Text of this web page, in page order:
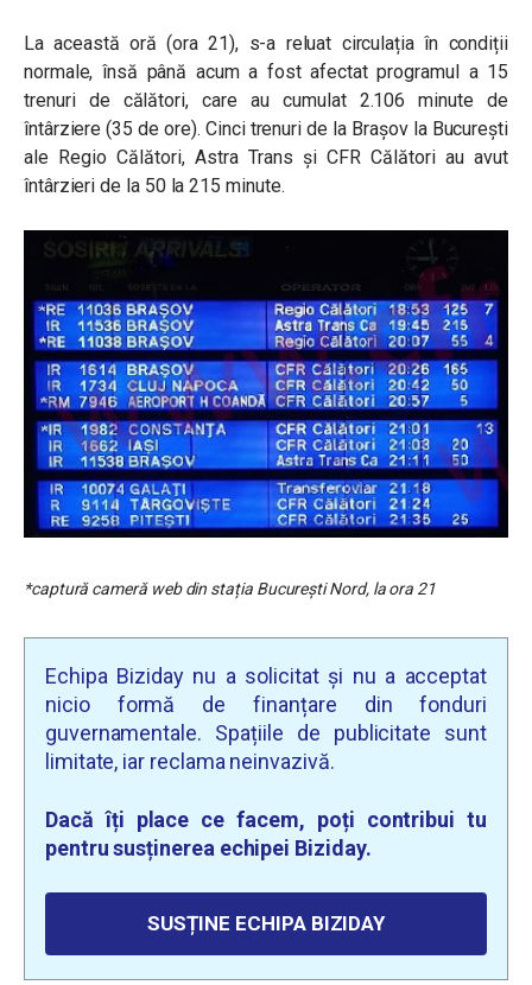
La această oră (ora 21), s-a reluat circulația în condiții
normale, însă până acum a fost afectat programul a 15
trenuri de călători, care au cumulat 2.106 minute de
întârziere (35 de ore). Cinci trenuri de la Brașov la București
ale Regio Călători, Astra Trans și CFR Călători au avut
întârzieri de la 50 la 215 minute.
*captură cameră web din stația București Nord, la ora 21
Echipa Biziday nu a solicitat și nu a acceptat
nicio formă de finanțare din fonduri
guvernamentale. Spațiile de publicitate sunt
limitate, iar reclama neinvazivă.
Dacă îți place ce facem, poți contribui tu
pentru susținerea echipei Biziday.
SUSȚINE ECHIPA BIZIDAY